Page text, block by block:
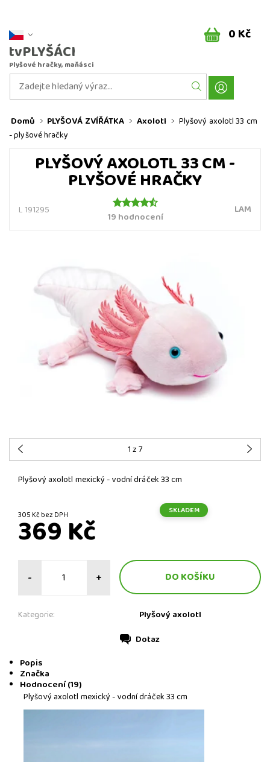
tvPLYŠÁCI
Plyšové hračky, maňásci
0 Kč
Domů PLYŠOVÁ ZVÍŘÁTKA Axolotl
Plyšový axolotl 33 cm
- plyšové hračky
PLYŠOVÝ AXOLOTL 33 CM -
PLYŠOVÉ HRAČKY
L 191295 19 hodnocení
LAM
1z 7
Plyšový axolotl mexický - vodní dráček 33 cm
305 Kč bez DPH SKLADEM
369 Kč
- +
Kategorie: Plyšový axolotl
Dotaz
Popis
Značka
Hodnocení (19)
Plyšový axolotl mexický - vodní dráček 33 cm